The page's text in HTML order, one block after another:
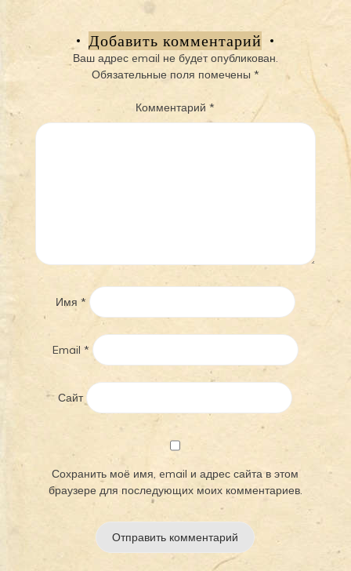
записям
Добавить комментарий
Ваш адрес email не будет опубликован.
Обязательные поля помечены *
Комментарий*
Имя *
Email *
Сайт
Сохранить моё имя, email и адрес сайта в этом
браузере для последующих моих комментариев.